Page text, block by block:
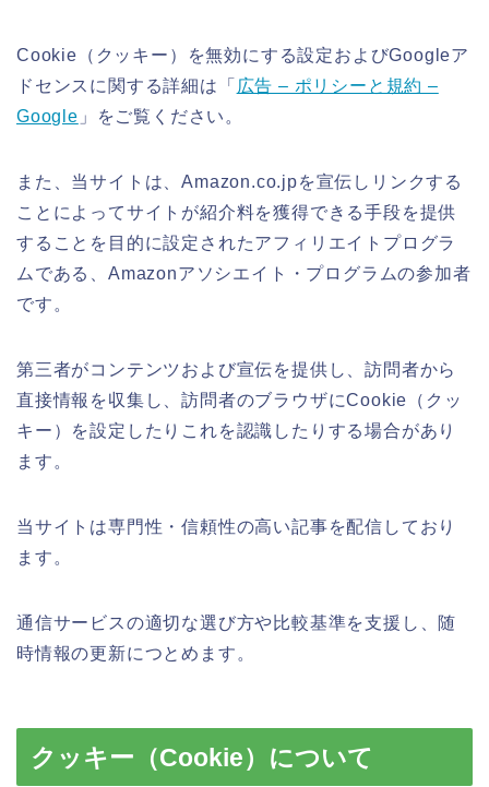
Cookie（クッキー）を無効にする設定およびGoogleア
ドセンスに関する詳細は「 広告 – ポリシーと規約 –
Google 」をご覧ください。
また、当サイトは、Amazon.co.jpを宣伝しリンクする
ことによってサイトが紹介料を獲得できる手段を提供
することを目的に設定されたアフィリエイトプログラ
ムである、Amazonアソシエイト・プログラムの参加者
です。
第三者がコンテンツおよび宣伝を提供し、訪問者から
直接情報を収集し、訪問者のブラウザにCookie（クッ
キー）を設定したりこれを認識したりする場合があり
ます。
当サイトは専門性・信頼性の高い記事を配信しており
ます。
通信サービスの適切な選び方や比較基準を支援し、随
時情報の更新につとめます。
クッキー（Cookie）について